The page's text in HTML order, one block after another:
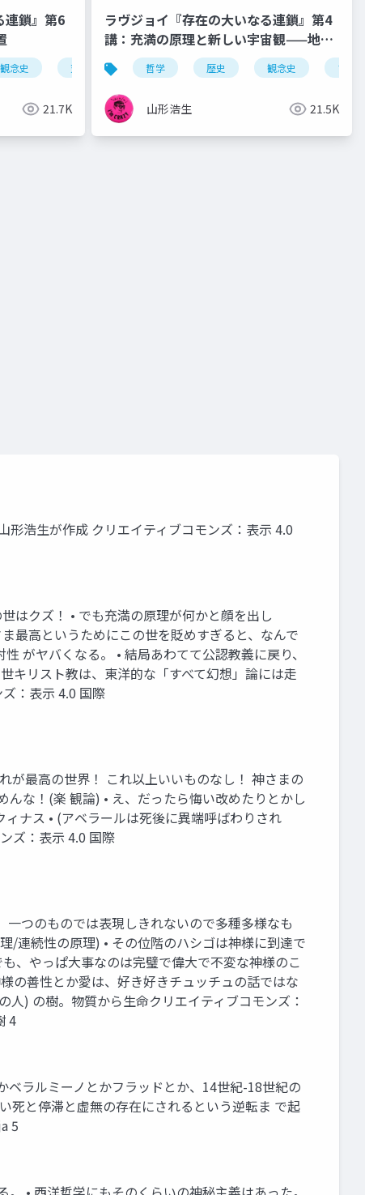
連鎖』第6
観念史 充満の原理
21.7K
ラヴジョイ『存在の大いなる連鎖』第4
講：充満の原理と新しい宇宙観——地動
説の受容と「この世性」の復活
哲学 歴史 観念史 プラ
山形浩生 21.5K
形浩生が作成 クリエイティブコモンズ：表示 4.0
はクズ！ • でも充満の原理が何かと顔を出し
最高というためにこの世を貶めすぎると、なんで
がヤバくなる。 • 結局あわてて公認教義に戻り、
キリスト教は、東洋的な「すべて幻想」論には走
：表示 4.0 国際
が最高の世界！ これ以上いいものなし！ 神さまの
な！(楽 観論) • え、だったら悔い改めたりとかし
ナス • (アベラールは死後に異端呼ばわりされ
ズ：表示 4.0 国際
つのものでは表現しきれないので多種多様なも
/連続性の原理) • その位階のハシゴは神様に到達で
、やっぱ大事なのは完璧で偉大で不変な神様のこ
の善性とか愛は、好き好きチュッチュの話ではな
) の樹。物質から生命クリエイティブコモンズ：
4
ベラルミーノとかフラッドとか、14世紀-18世紀の
死と停滞と虚無の存在にされるという逆転ま で起
5